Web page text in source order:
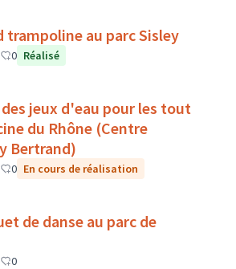
trampoline au parc Sisley
0 Réalisé
jeux d'eau pour les tout
du Rhône (Centre
Bertrand)
0 En cours de réalisation
de danse au parc de
0